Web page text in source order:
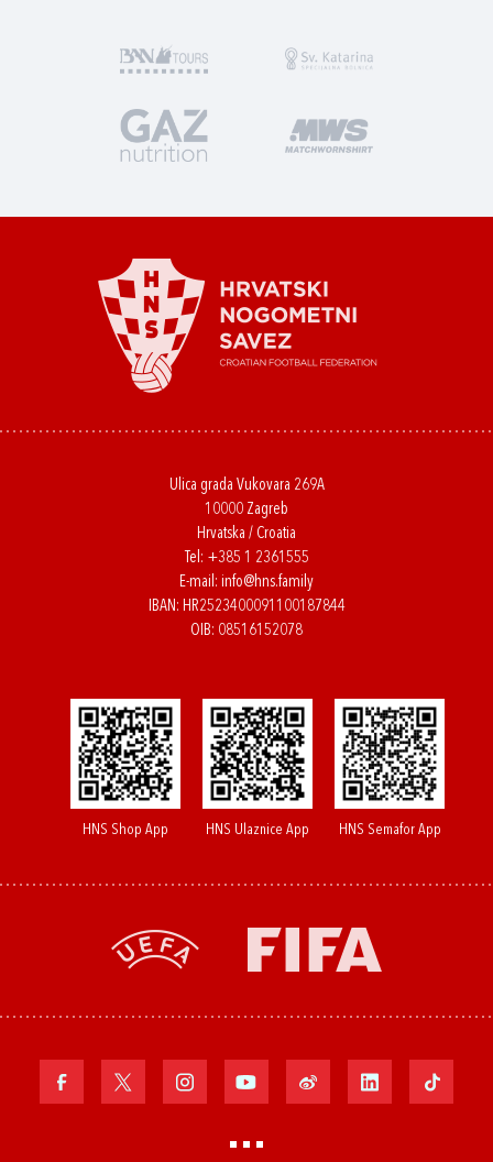
Ulica grada Vukovara 269A
10000 Zagreb
Hrvatska / Croatia
Tel: +385 1 2361555
E-mail: info@hns.family
IBAN: HR2523400091100187844
OIB: 08516152078
HNS Shop App HNS Ulaznice App HNS Semafor App